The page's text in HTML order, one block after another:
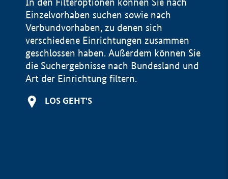
Einzelvorhaben suchen sowie nach
Verbundvorhaben, zu denen sich
verschiedene Einrichtungen zusammen
geschlossen haben. Außerdem können Sie
die Suchergebnisse nach Bundesland und
Art der Einrichtung filtern.
LOS GEHT'S